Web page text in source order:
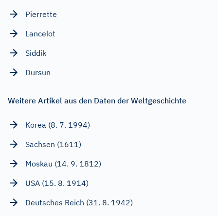
Pierrette
Lancelot
Siddik
Dursun
Weitere Artikel aus den Daten der Weltgeschichte
Korea (8. 7. 1994)
Sachsen (1611)
Moskau (14. 9. 1812)
USA (15. 8. 1914)
Deutsches Reich (31. 8. 1942)